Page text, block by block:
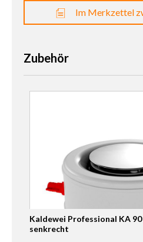
Im Merkzettel
Zubehör
Kaldewei Professional KA
senkrecht